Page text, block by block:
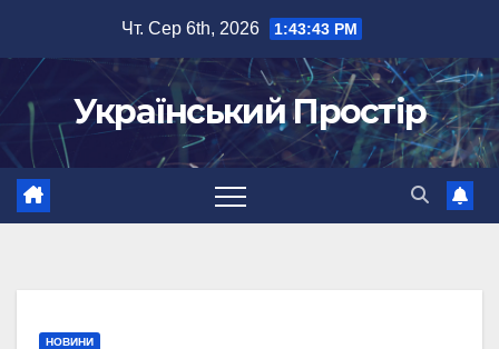
вмісту
Чт. Сер 6th, 2026 1:43:43 PM
Український Простір
НОВИНИ